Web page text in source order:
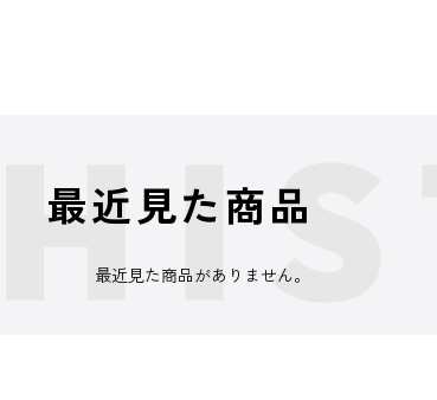
最近見た商品
最近見た商品がありません。